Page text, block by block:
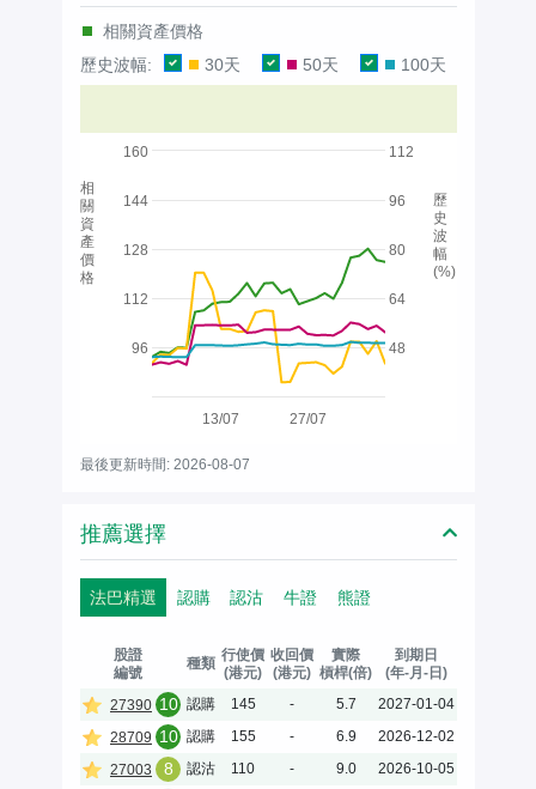
相關資產價格
歷史波幅:
30天 50天 100天
13/07 27/07
96
112
128
144
160
48
64
80
96
112
相
關
資
產
價
格
歷
史
波
幅
(%)
最後更新時間: 2026-08-07
推薦選擇
法巴精選 認購 認沽 牛證 熊證
股證
編號
種類 行使價
(港元)
收回價
(港元)
實際
槓桿(倍)
到期日
(年-月-日)
27390 10 認購 145 - 5.7
2027-01-04
28709 10 認購 155 - 6.9
2026-12-02
27003
8 認沽 110 - 9.0
2026-10-05